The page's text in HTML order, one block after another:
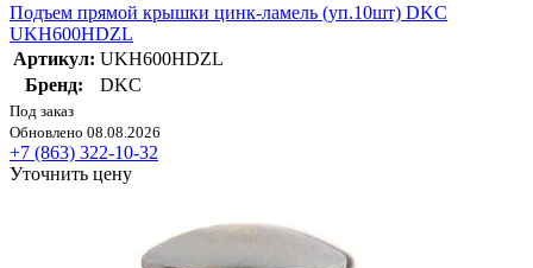
Подъем прямой крышки цинк-ламель (уп.10шт) DKC
UKH600HDZL
Артикул: UKH600HDZL
Бренд:
DKC
Под заказ
Обновлено 08.08.2026
+7 (863) 322-10-32
Уточнить цену